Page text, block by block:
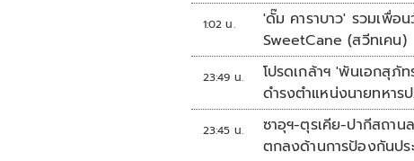
1:02 น.
'ดั๊ม คาราบาว' รวมเพื่อ
SweetCane (สวีทเคน)
23:49 น.
โปรดเกล้าฯ 'พันเอกสุภั
ดำรงตำแหน่งนายทหาร
พระราชทานยศ 'พลตรี'
23:45 น.
ซาอุฯ-ตุรเคีย-ปากีสถาน
ตกลงด้านการป้องกันปร